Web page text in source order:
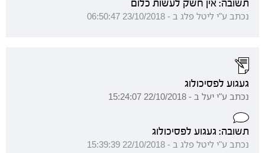
תשובה: אין חשק לעשות כלום
נכתב ע"י ליטל פלג ב - 23/10/2018 06:50:47
געגוע לפסיכולוג
נכתב ע"י יעל ב - 22/10/2018 15:24:07
תשובה: געגוע לפסיכולוג
נכתב ע"י ליטל פלג ב - 22/10/2018 15:39:39